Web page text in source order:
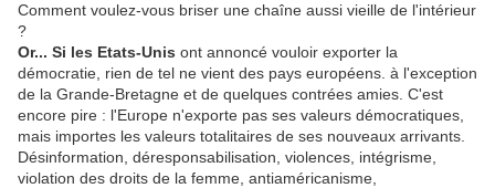
Comment voulez-vous briser une chaîne aussi vieille de l'intérieur
?
Or... Si les Etats-Unis ont annoncé vouloir exporter la
démocratie, rien de tel ne vient des pays européens. à l'exception
de la Grande-Bretagne et de quelques contrées amies. C'est
encore pire : l'Europe n'exporte pas ses valeurs démocratiques,
mais importes les valeurs totalitaires de ses nouveaux arrivants.
Désinformation, déresponsabilisation, violences, intégrisme,
violation des droits de la femme, antiaméricanisme,